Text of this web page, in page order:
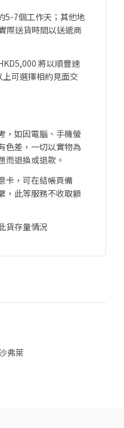
5-7個工作天；其他地
際送貨時間以送遞商
將以順豐速
可選擇相約見面交
，如因電腦、手機螢
色差，一切以實物為
而退換或退款。
卡，可在結帳頁備
，此等服務不收取額
貨存量情況
弗萊